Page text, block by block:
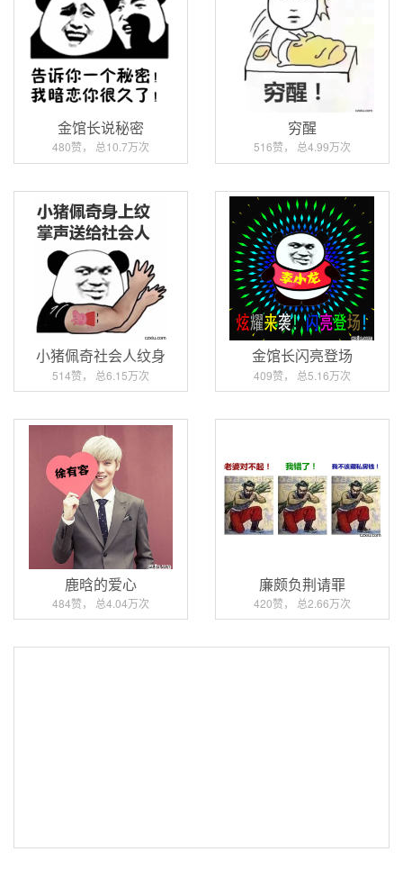
金馆长说秘密
480赞， 总10.7万次
穷醒
516赞， 总4.99万次
小猪佩奇社会人纹身
514赞， 总6.15万次
金馆长闪亮登场
409赞， 总5.16万次
鹿晗的爱心
484赞， 总4.04万次
廉颇负荆请罪
420赞， 总2.66万次